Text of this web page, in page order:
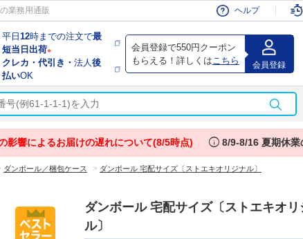
業務用通販 ヘルプ
平日12時までの注文で最
短当日出荷※
クレカ・代引き・法人後
払いOK
会員登録で550円クーポン
もらえる！詳しくは こちら 会員登録
会
影響によるお届けの遅れについて(8/5時点) info 8/9-8/16 夏期休業
ダンボール／梱包ケース > ダンボール 宅配サイズ〔ストエキオリジナル〕
ダンボール 宅配サイズ〔ストエキオリ
ル〕